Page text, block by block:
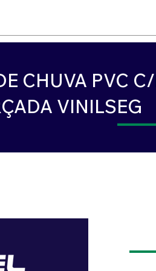
CHUVA PVC
VINILSEG